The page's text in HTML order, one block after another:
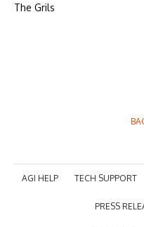
The Grils
AGI HELP TECH SUPPORT
PRESS